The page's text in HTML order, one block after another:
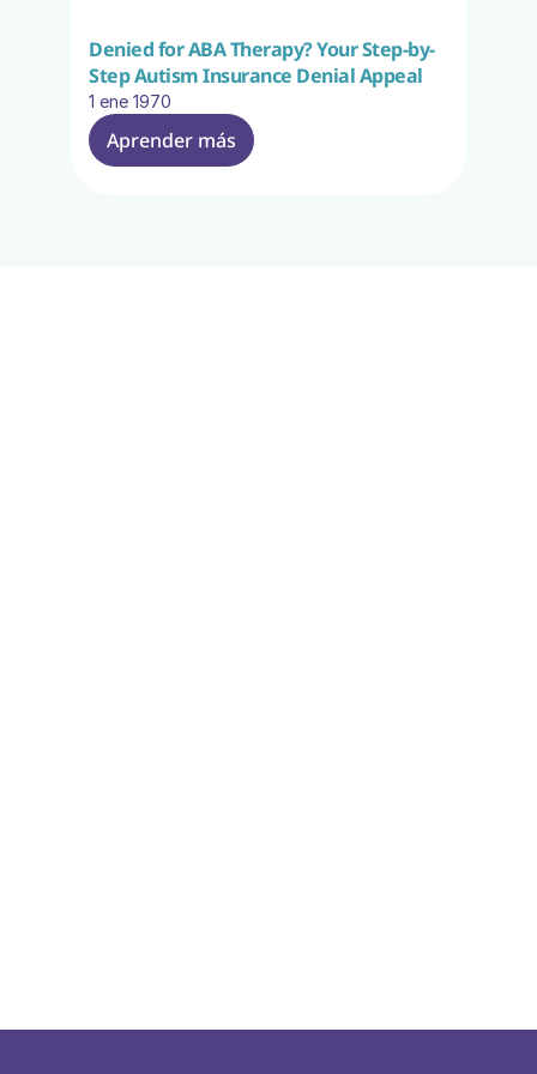
Denied for ABA Therapy? Your Step-by-
Step Autism Insurance Denial Appeal
1 ene 1970
Aprender más